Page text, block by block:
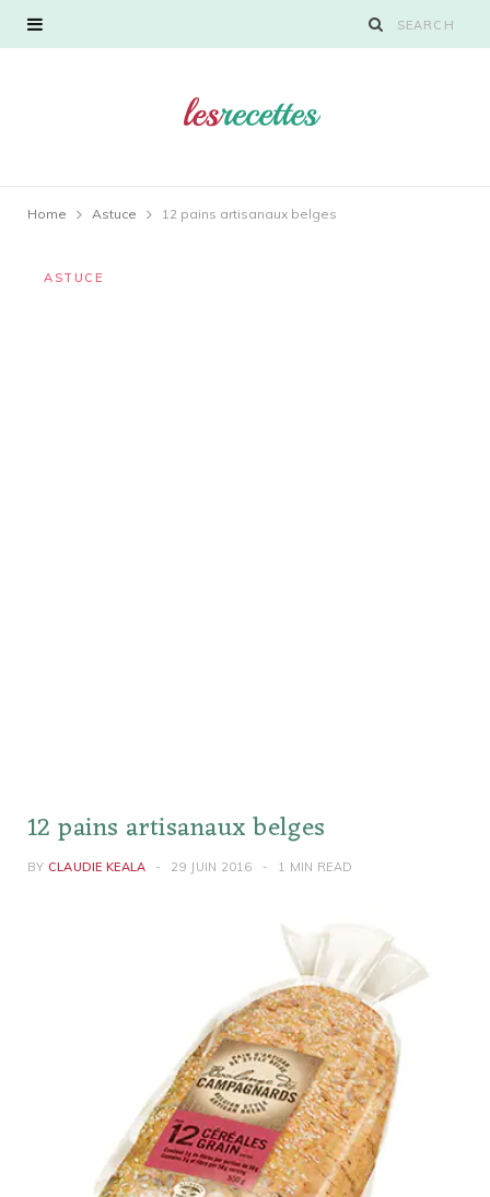
Home Astuce 12 pains artisanaux belges
ASTUCE
12 pains artisanaux belges
BY CLAUDIE KEALA 29 JUIN 2016 1 MIN READ